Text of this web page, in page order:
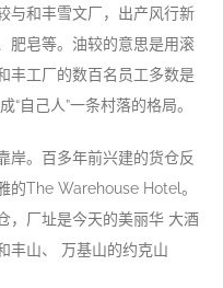
与和丰雪文厂，出产风行新
肥皂等。油较的意思是用滚
丰工厂的数百名员工多数是
“自己人”一条村落的格局。
岸。百多年前兴建的货仓反
的The Warehouse Hotel。
，厂址是今天的美丽华 大酒
丰山、 万基山的约克山